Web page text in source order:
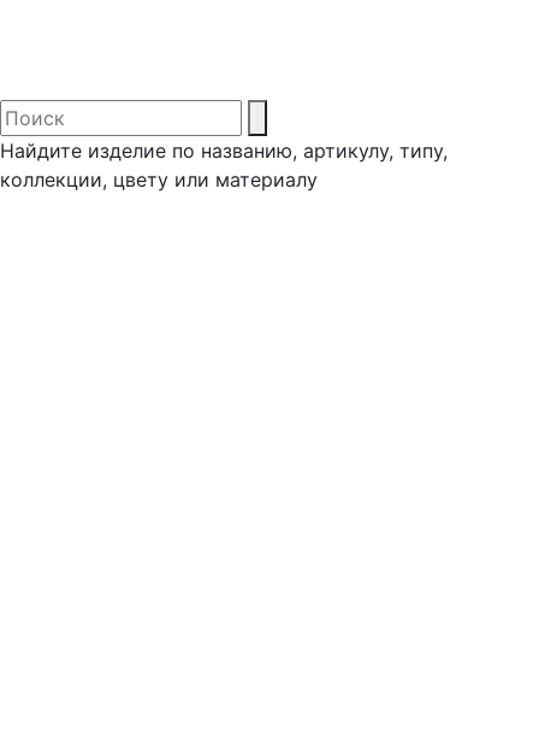
Найдите изделие по названию, артикулу, типу,
коллекции, цвету или материалу